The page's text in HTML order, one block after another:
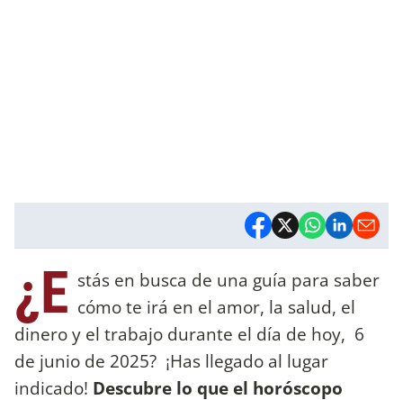
¿E stás en busca de una guía para saber
cómo te irá en el amor, la salud, el
dinero y el trabajo durante el día de hoy, 6
de junio de 2025? ¡Has llegado al lugar
indicado! Descubre lo que el horóscopo